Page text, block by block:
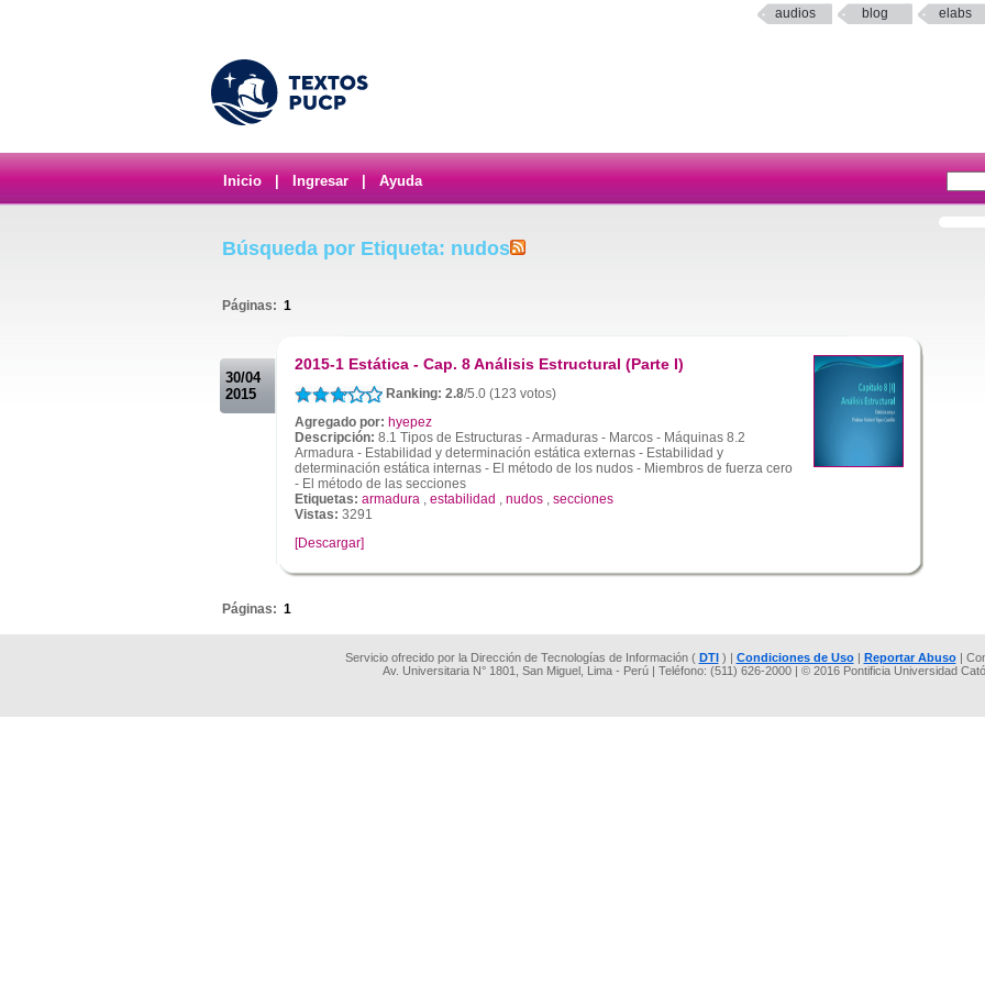
audios blog elabs
Inicio Ingresar Ayuda
Búsqueda por Etiqueta: nudos
Páginas: 1
30/04
2015
2015-1 Estática - Cap. 8 Análisis Estructural (Parte I)
Ranking: 2.8/5.0 (123 votos)
Agregado por: hyepez
Descripción: 8.1 Tipos de Estructuras - Armaduras - Marcos - Máquinas 8.2
Armadura - Estabilidad y determinación estática externas - Estabilidad y
determinación estática internas - El método de los nudos - Miembros de fuerza cero
- El método de las secciones
Etiquetas: armadura , estabilidad , nudos , secciones
Vistas: 3291
[Descargar]
Páginas: 1
Servicio ofrecido por la Dirección de Tecnologías de Información ( DTI) | Condiciones de Uso| Reportar Abuso|
Av. Universitaria N° 1801, San Miguel, Lima - Perú | Teléfono: (511) 626-2000 | © 2016 Pontificia Universidad